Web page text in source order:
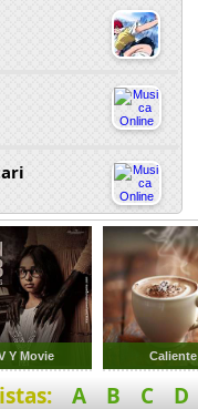
Y Movie Caliente
A B C D